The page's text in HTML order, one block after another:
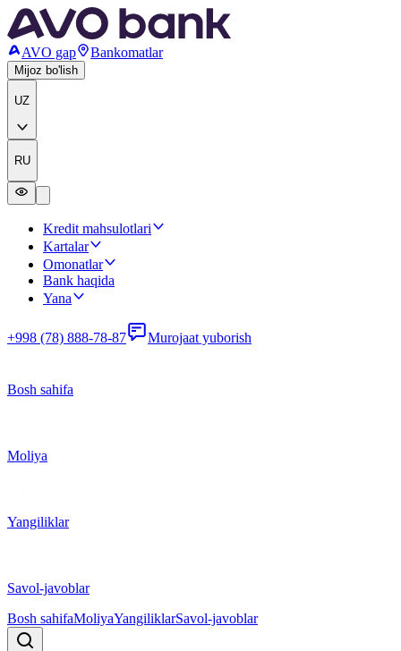
AVO gap Bankomatlar
Mijoz bo'lish
UZ
RU
Kredit mahsulotlari
Kartalar
Omonatlar
Bank haqida
Yana
+998 (78) 888-78-87 Murojaat yuborish
Bosh sahifa
Moliya
Yangiliklar
Savol-javoblar
Bosh sahifaMoliyaYangiliklarSavol-javoblar